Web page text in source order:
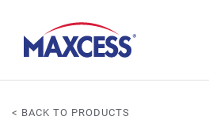
< BACK TO PRODUCTS